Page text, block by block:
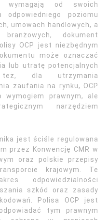
wymagają od swoich
odpowiedniego poziomu
umowach handlowych, a
dokument
OCP jest niezbędnym
może oznaczać
lub utratę potencjalnych
też, dla utrzymania
zaufania na rynku, OCP
prawnym, ale
narzędziem
jest ściśle regulowana
przez Konwencję CMR w
oraz polskie przepisy
krajowym. Te
odpowiedzialności
szkód oraz zasady
Polisa OCP jest
tym prawnym